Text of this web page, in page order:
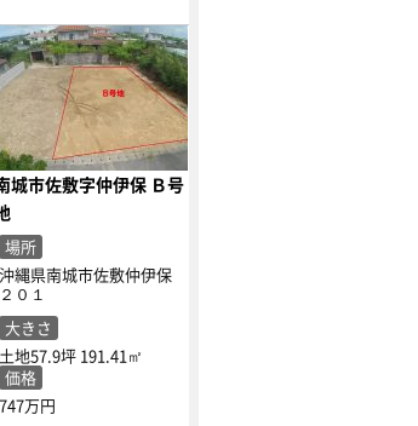
城市佐敷字仲伊保 Ｂ号
場所
沖縄県南城市佐敷仲伊保
２０１
大きさ
土地57.9坪 191.41㎡
価格
747万円